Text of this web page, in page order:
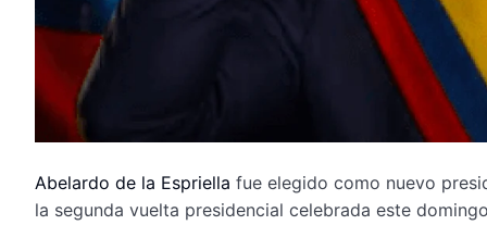
Abelardo de la Espriella fue elegido como nuevo
la segunda vuelta presidencial celebrada este